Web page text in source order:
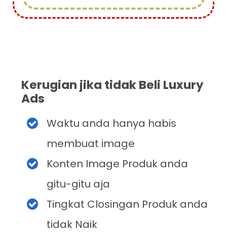
Kerugian jika tidak Beli Luxury
Ads
Waktu anda hanya habis
membuat image
Konten Image Produk anda
gitu-gitu aja
Tingkat Closingan Produk anda
tidak Naik